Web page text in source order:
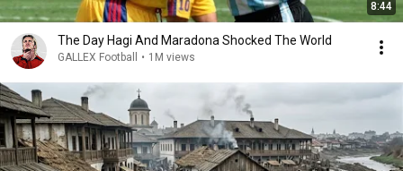
8:44
The Day Hagi And Maradona Shocked The World
GALLEX Football • 1M views